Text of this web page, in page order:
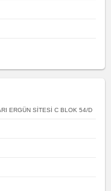
ERGÜN SİTESİ C BLOK 54/D